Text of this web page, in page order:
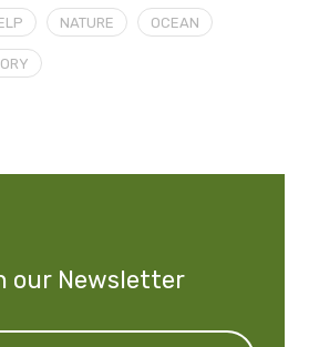
NATURE OCEAN
our Newsletter